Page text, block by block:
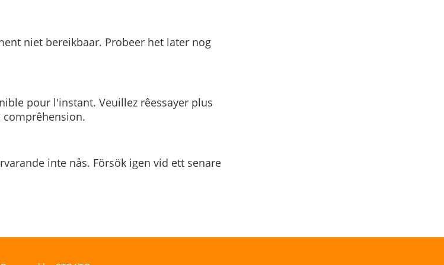
niet bereikbaar. Probeer het later nog
pour l'instant. Veuillez rêessayer plus
inte nås. Försök igen vid ett senare